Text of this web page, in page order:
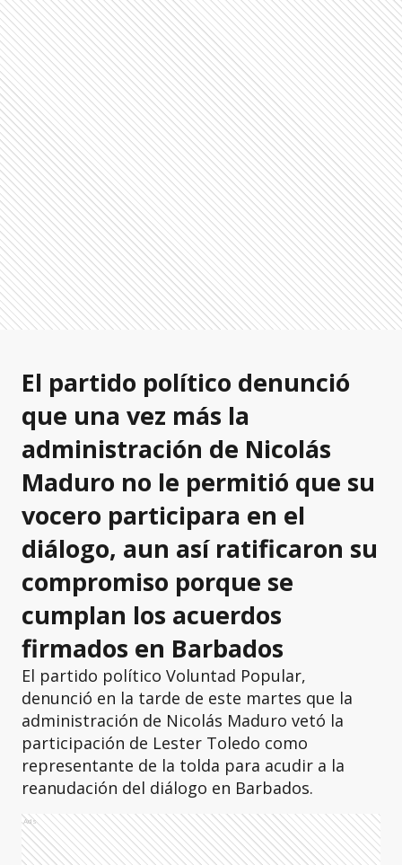
El partido político denunció
que una vez más la
administración de Nicolás
Maduro no le permitió que su
vocero participara en el
diálogo, aun así ratificaron su
compromiso porque se
cumplan los acuerdos
firmados en Barbados
El partido político Voluntad Popular,
denunció en la tarde de este martes que la
administración de Nicolás Maduro vetó la
participación de Lester Toledo como
representante de la tolda para acudir a la
reanudación del diálogo en Barbados.
Ads